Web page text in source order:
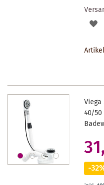
AUF
40/50
-